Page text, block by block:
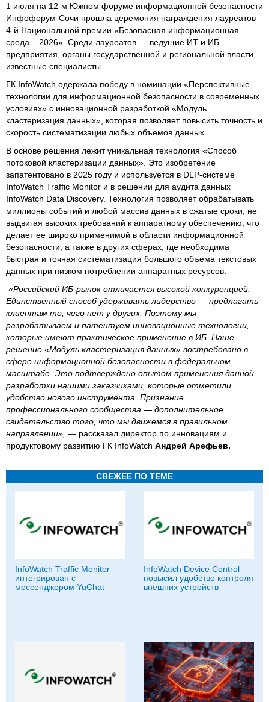
1 июля на 12-м Южном форуме информационной безопасности
Инфофорум-Сочи прошла церемония награждения лауреатов
4-й Национальной премии «Безопасная информационная
среда – 2026». Среди лауреатов — ведущие ИТ и ИБ
предприятия, органы государственной и региональной власти,
известные специалисты.
ГК InfoWatch одержала победу в номинации «Перспективные
технологии для информационной безопасности в современных
условиях» с инновационной разработкой «Модуль
кластеризация данных», которая позволяет повысить точность и
скорость систематизации любых объемов данных.
В основе решения лежит уникальная технология «Способ
потоковой кластеризации данных». Это изобретение
запатентовано в 2025 году и используется в DLP-системе
InfoWatch Traffic Monitor и в решении для аудита данных
InfoWatch Data Discovery. Технология позволяет обрабатывать
миллионы событий и любой массив данных в сжатые сроки, не
выдвигая высоких требований к аппаратному обеспечению, что
делает ее широко применимой в области информационной
безопасности, а также в других сферах, где необходима
быстрая и точная систематизация большого объема текстовых
данных при низком потреблении аппаратных ресурсов.
«Российский ИБ-рынок отличается высокой конкуренцией.
Единственный способ удерживать лидерство — предлагать
клиентам то, чего нет у других. Поэтому мы
разрабатываем и патентуем инновационные технологии,
которые имеют практическое применение в ИБ. Наше
решение «Модуль кластеризация данных» востребовано в
сфере информационной безопасности в федеральном
масштабе. Это подтверждено опытом применения данной
разработки нашими заказчиками, которые отметили
удобство нового инструмента. Признание
профессионального сообщества — дополнительное
свидетельство того, что мы движемся в правильном
направлении», — рассказал директор по инновациям и
продуктовому развитию ГК InfoWatch Андрей Арефьев.
СВЕЖЕЕ ПО ТЕМЕ
InfoWatch Traffic Monitor
интегрирован с
мессенджером YuChat
InfoWatch Device Control
повысил удобство контроля
внешних устройств